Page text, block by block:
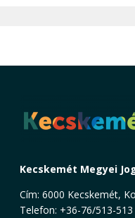
Kecskemét Megyei
Cím: 6000 Kecskemét,
Telefon: +36-76/513-513